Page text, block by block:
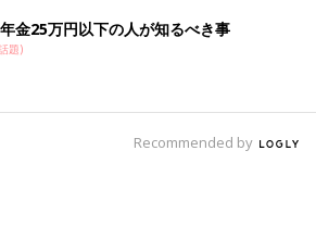
miii.82」
のは「しっとりいちごパン」。いちごク
入り、生地もいちごの風味がしっかりと
いちごづくしのパンになっているようです
金25万円以下の人が知るべき事
題)
Recommended by